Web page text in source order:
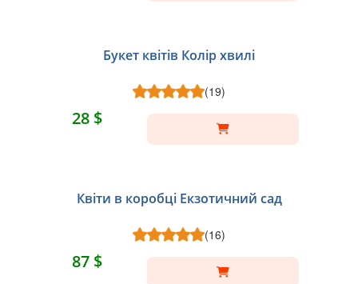
Букет квітів Колір хвилі
(19)
28 $
Квіти в коробці Екзотичний сад
(16)
87 $